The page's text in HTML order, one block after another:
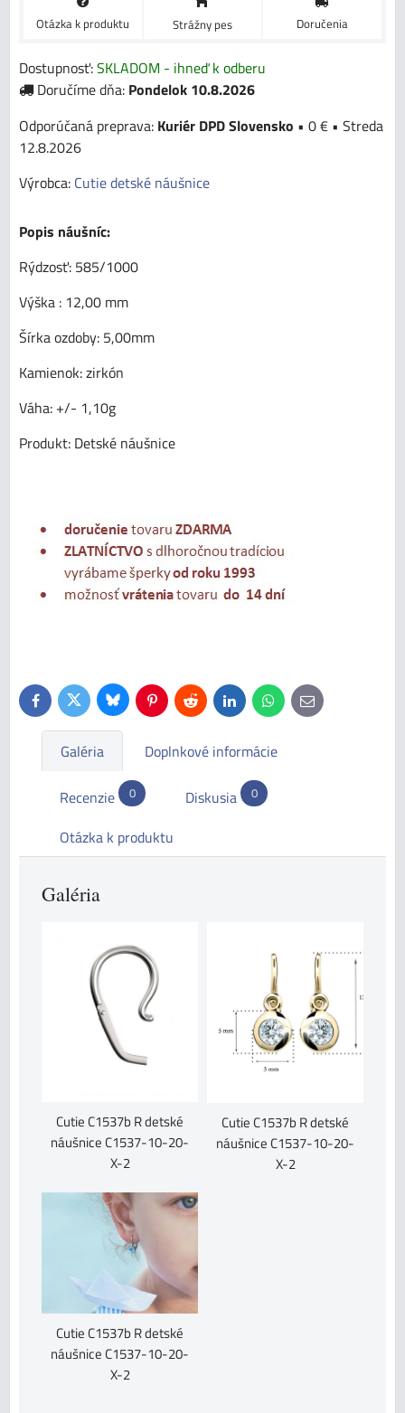
Otázka k produktu Strážny pes Doručenia
Dostupnosť:SKLADOM - ihneď k odberu
Doručíme dňa: Pondelok 10.8.2026
Kuriér DPD Slovensko • 0 € • Streda
12.8.2026
Výrobca: Cutie detské náušnice
Popis náušníc:
Rýdzosť: 585/1000
Výška : 12,00 mm
Šírka ozdoby: 5,00mm
Kamienok: zirkón
Váha: +/- 1,10g
Produkt: Detské náušnice
FacebookTwitterBlueskyPinterestReddit LinkedInWhatsApp
E-
mail
Galéria Doplnkové informácie
Recenzie 0 Diskusia 0
Otázka k produktu
Galéria
Cutie C1537b R detské
náušnice C1537-10-20-
X-2
Cutie C1537b R detské
náušnice C1537-10-20-
X-2
Cutie C1537b R detské
náušnice C1537-10-20-
X-2